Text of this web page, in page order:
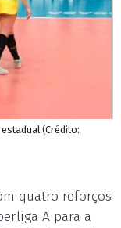
(Crédito:
quatro reforços
A para a